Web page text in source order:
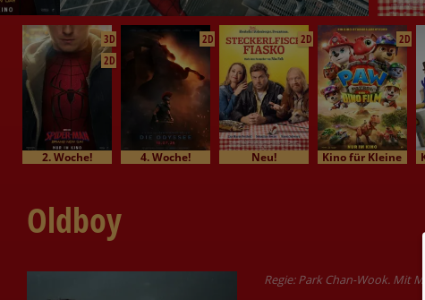
3D
2D
2. Woche!
2D
4. Woche!
2D
Neu!
2D
Kino für Kleine
Oldboy
Regie: Park Chan-Wook. Mit